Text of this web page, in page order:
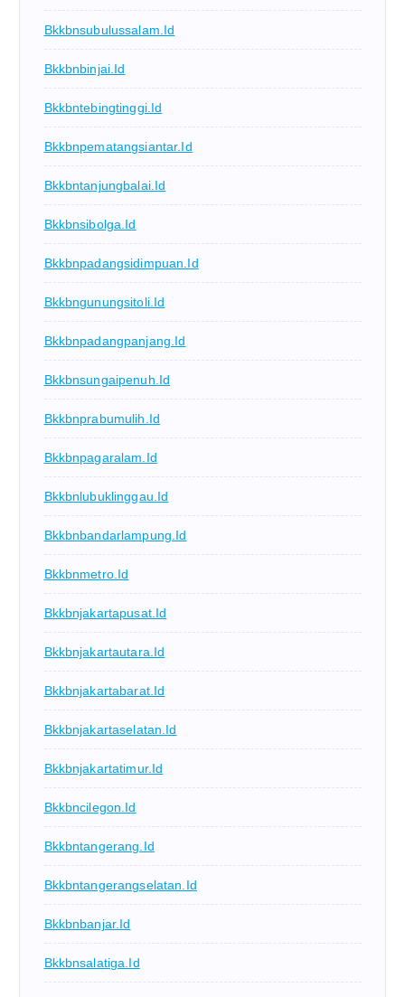
Bkkbnsubulussalam.id
Bkkbnbinjai.id
Bkkbntebingtinggi.id
Bkkbnpematangsiantar.id
Bkkbntanjungbalai.id
Bkkbnsibolga.id
Bkkbnpadangsidimpuan.id
Bkkbngunungsitoli.id
Bkkbnpadangpanjang.id
Bkkbnsungaipenuh.id
Bkkbnprabumulih.id
Bkkbnpagaralam.id
Bkkbnlubuklinggau.id
Bkkbnbandarlampung.id
Bkkbnmetro.id
Bkkbnjakartapusat.id
Bkkbnjakartautara.id
Bkkbnjakartabarat.id
Bkkbnjakartaselatan.id
Bkkbnjakartatimur.id
Bkkbncilegon.id
Bkkbntangerang.id
Bkkbntangerangselatan.id
Bkkbnbanjar.id
Bkkbnsalatiga.id